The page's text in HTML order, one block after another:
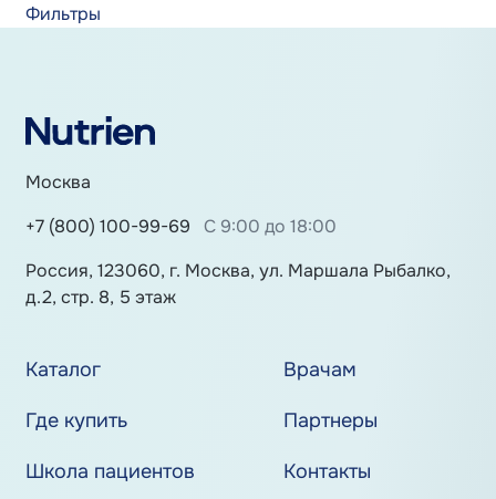
Фильтры
Москва
+7 (800) 100-99-69
С 9:00 до 18:00
Россия, 123060, г. Москва, ул. Маршала Рыбалко,
д.2, стр. 8, 5 этаж
Каталог
Врачам
Где купить
Партнеры
Школа пациентов
Контакты